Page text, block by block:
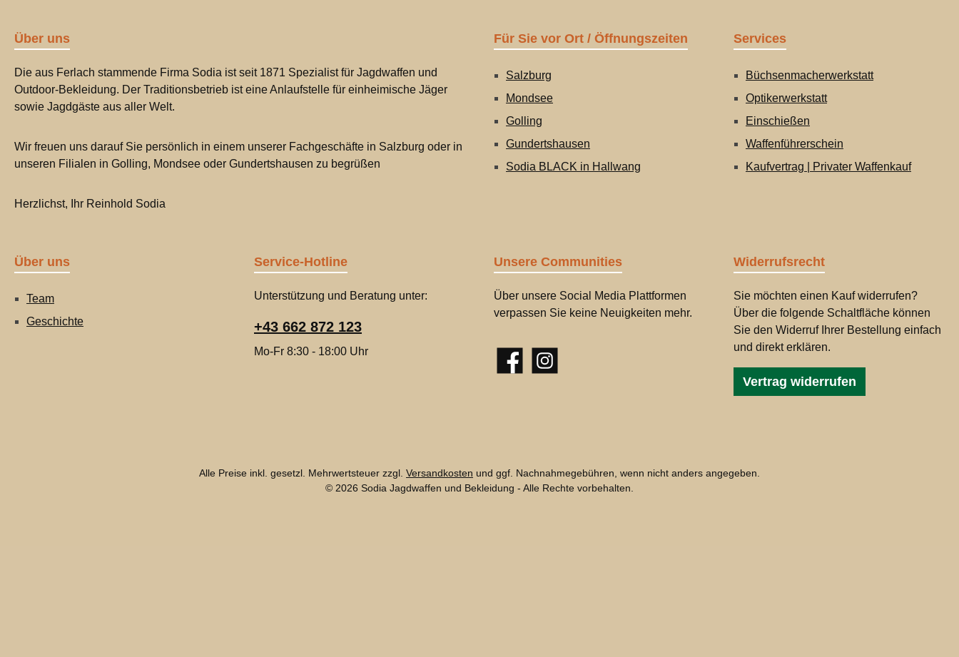
Über uns
Die aus Ferlach stammende Firma Sodia ist seit 1871 Spezialist für Jagdwaffen und
Outdoor-Bekleidung. Der Traditionsbetrieb ist eine Anlaufstelle für einheimische Jäger
sowie Jagdgäste aus aller Welt.
Wir freuen uns darauf Sie persönlich in einem unserer Fachgeschäfte in Salzburg oder in
unseren Filialen in Golling, Mondsee oder Gundertshausen zu begrüßen
Herzlichst, Ihr Reinhold Sodia
Für Sie vor Ort / Öffnungszeiten
Salzburg
Mondsee
Golling
Gundertshausen
Sodia BLACK in Hallwang
Services
Büchsenmacherwerkstatt
Optikerwerkstatt
Einschießen
Waffenführerschein
Kaufvertrag | Privater Waffenkauf
Über uns
Team
Geschichte
Service-Hotline
Unterstützung und Beratung unter:
+43 662 872 123
Mo-Fr 8:30 - 18:00 Uhr
Unsere Communities
Über unsere Social Media Plattformen
verpassen Sie keine Neuigkeiten mehr.
FacebookInstagram
Widerrufsrecht
Sie möchten einen Kauf widerrufen?
Über die folgende Schaltfläche können
Sie den Widerruf Ihrer Bestellung einfach
und direkt erklären.
Vertrag widerrufen
Alle Preise inkl. gesetzl. Mehrwertsteuer zzgl. Versandkosten und ggf. Nachnahmegebühren, wenn nicht anders angegeben.
© 2026 Sodia Jagdwaffen und Bekleidung - Alle Rechte vorbehalten.